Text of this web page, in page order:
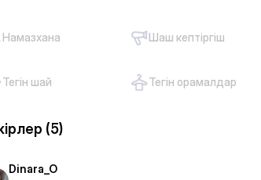
Намазхана Шаш кептіргіш
Тегін шай Тегін орамалдар
(5)
Dinara_O